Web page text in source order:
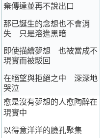
棄傳達並再不說出口
那已誕生的念想也不會消
失 只是溶進黑暗
即使描繪夢想 也被當成不
現實而被駁回
在絕望與拒絕之中 深深地
哭泣
愈是沒有夢想的人愈陶醉在
現實中
以得意洋洋的臉孔聚集